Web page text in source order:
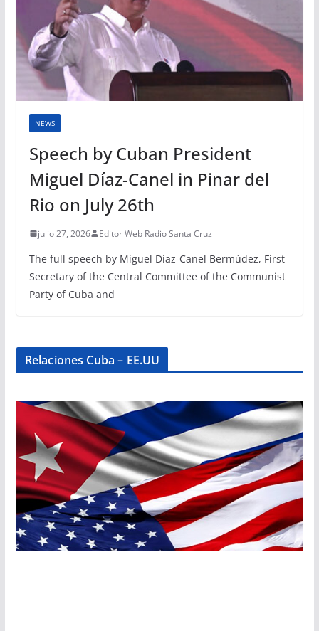
NEWS
Speech by Cuban President
Miguel Díaz-Canel in Pinar del
Rio on July 26th
julio 27, 2026 Editor Web Radio Santa Cruz
The full speech by Miguel Díaz-Canel Bermúdez, First
Secretary of the Central Committee of the Communist
Party of Cuba and
Relaciones Cuba – EE.UU